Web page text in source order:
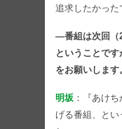
追求したかった
―番組は次回（
ということで
をお願いします
明坂 ：『あけ
げる番組、とい